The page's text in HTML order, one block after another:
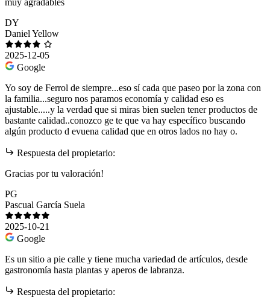
muy agradables
DY
Daniel Yellow
2025-12-05
Google
Yo soy de Ferrol de siempre...eso sí cada que paseo por la zona con
la familia...seguro nos paramos economía y calidad eso es
ajustable.....y la verdad que si miras bien suelen tener productos de
bastante calidad..conozco ge te que va hay específico buscando
algún producto d evuena calidad que en otros lados no hay o.
Respuesta del propietario:
Gracias por tu valoración!
PG
Pascual García Suela
2025-10-21
Google
Es un sitio a pie calle y tiene mucha variedad de artículos, desde
gastronomía hasta plantas y aperos de labranza.
Respuesta del propietario: